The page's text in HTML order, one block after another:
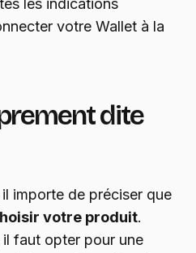
les indications
votre Wallet à la
dite
importe de préciser que
votre produit.
il faut opter pour une